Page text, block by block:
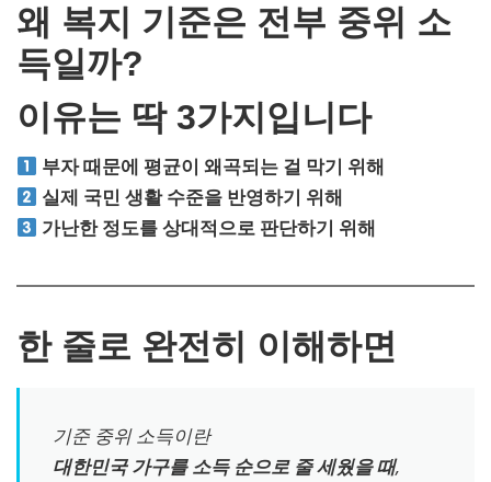
왜 복지 기준은 전부 중위 소
득일까?
이유는 딱 3가지입니다
부자 때문에 평균이 왜곡되는 걸 막기 위해
실제 국민 생활 수준을 반영하기 위해
가난한 정도를 상대적으로 판단하기 위해
한 줄로 완전히 이해하면
기준 중위 소득이란
대한민국 가구를 소득 순으로 줄 세웠을 때,